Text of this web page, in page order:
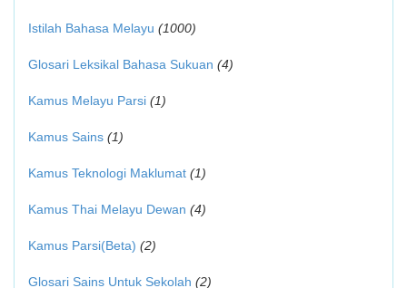
Istilah Bahasa Melayu (1000)
Glosari Leksikal Bahasa Sukuan (4)
Kamus Melayu Parsi (1)
Kamus Sains (1)
Kamus Teknologi Maklumat (1)
Kamus Thai Melayu Dewan (4)
Kamus Parsi(Beta) (2)
Glosari Sains Untuk Sekolah (2)